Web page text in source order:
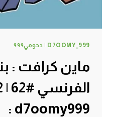
D7OOMY_999 | دحومي٩٩٩
: d7oomy999